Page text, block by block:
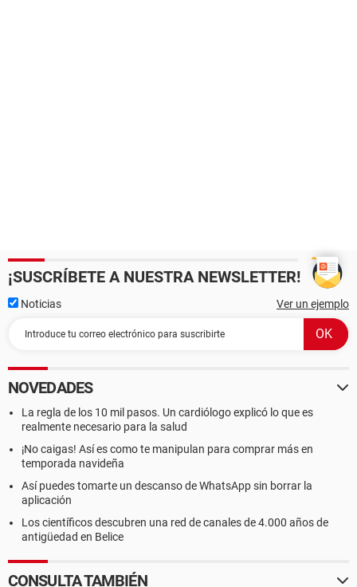
¡SUSCRÍBETE A NUESTRA NEWSLETTER!
Noticias Ver un ejemplo
NOVEDADES
La regla de los 10 mil pasos. Un cardiólogo explicó lo que es
realmente necesario para la salud
¡No caigas! Así es como te manipulan para comprar más en
temporada navideña
Así puedes tomarte un descanso de WhatsApp sin borrar la
aplicación
Los científicos descubren una red de canales de 4.000 años de
antigüedad en Belice
CONSULTA TAMBIÉN